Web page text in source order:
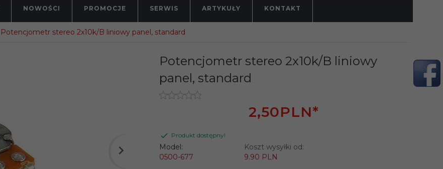
NOWOŚCI PROMOCJE SERWIS ARTYKUŁY KONTAKT
Potencjometr stereo 2x10k/B liniowy panel, standard
Potencjometr stereo 2x10k/B liniowy
panel, standard
2,50PLN*
Produkt dostępny!
Model:
0500-677
Koszt wysyłki od:
9.90 PLN